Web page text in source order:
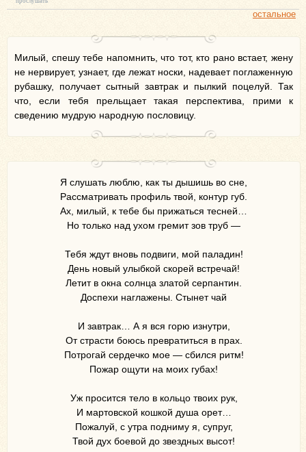
остальное
Милый, спешу тебе напомнить, что тот, кто рано встает, жену
не нервирует, узнает, где лежат носки, надевает поглаженную
рубашку, получает сытный завтрак и пылкий поцелуй. Так
что, если тебя прельщает такая перспектива, прими к
сведению мудрую народную пословицу.
Я слушать люблю, как ты дышишь во сне,
Рассматривать профиль твой, контур губ.
Ах, милый, к тебе бы прижаться тесней…
Но только над ухом гремит зов труб —
Тебя ждут вновь подвиги, мой паладин!
День новый улыбкой скорей встречай!
Летит в окна солнца златой серпантин.
Доспехи наглажены. Стынет чай
И завтрак… А я вся горю изнутри,
От страсти боюсь превратиться в прах.
Потрогай сердечко мое — сбился ритм!
Пожар ощути на моих губах!
Уж просится тело в кольцо твоих рук,
И мартовской кошкой душа орет…
Пожалуй, с утра подниму я, супруг,
Твой дух боевой до звездных высот!